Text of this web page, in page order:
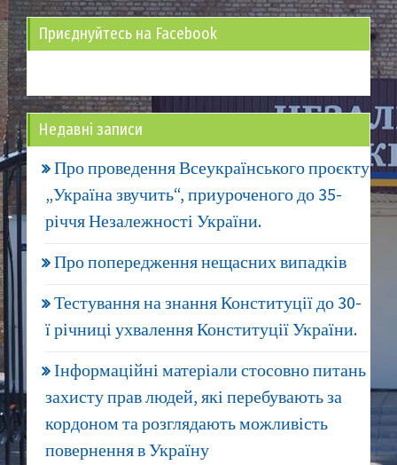
Приєднуйтесь на Facebook
Недавні записи
Про проведення Всеукраїнського проєкту
„Україна звучить“, приуроченого до 35-
річчя Незалежності України.
Про попередження нещасних випадків
Тестування на знання Конституції до 30-
ї річниці ухвалення Конституції України.
Інформаційні матеріали стосовно питань
захисту прав людей, які перебувають за
кордоном та розглядають можливість
повернення в Україну